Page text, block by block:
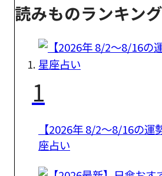
読みものランキング
1
【2026年 8/2〜8/16の
座占い